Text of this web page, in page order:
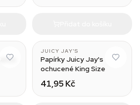
JUICY JAY'S
Papírky Juicy Jay's
ochucené King Size
41,95 Kč